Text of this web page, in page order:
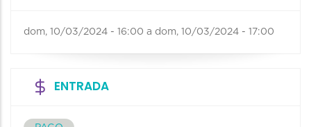
dom, 10/03/2024 - 16:00 a dom, 10/03/2024 - 17:00
ENTRADA